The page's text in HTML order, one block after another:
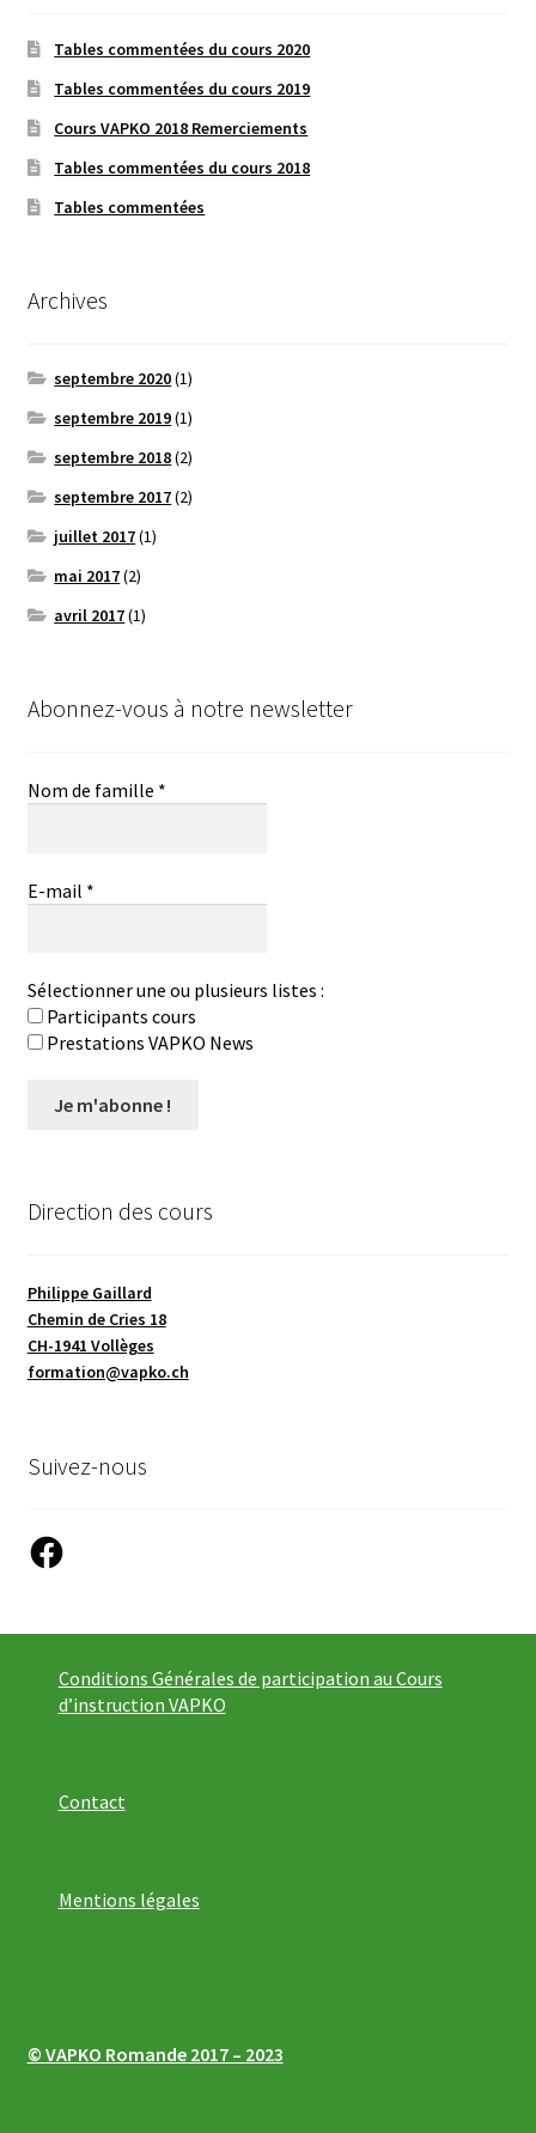
Tables commentées du cours 2020
Tables commentées du cours 2019
Cours VAPKO 2018 Remerciements
Tables commentées du cours 2018
Tables commentées
Archives
septembre 2020(1)
septembre 2019(1)
septembre 2018(2)
septembre 2017(2)
juillet 2017(1)
mai 2017(2)
avril 2017(1)
Abonnez-vous à notre newsletter
Nom de famille *
E-mail *
Sélectionner une ou plusieurs listes :
Participants cours
Prestations VAPKO News
Direction des cours
Philippe Gaillard
Chemin de Cries 18
CH-1941 Vollèges
formation@vapko.ch
Suivez-nous
Facebook
Conditions Générales de participation au Cours
d’instruction VAPKO
Contact
Mentions légales
© VAPKO Romande 2017 – 2023